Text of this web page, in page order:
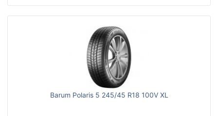
Barum Polaris 5 245/45 R18 100V XL